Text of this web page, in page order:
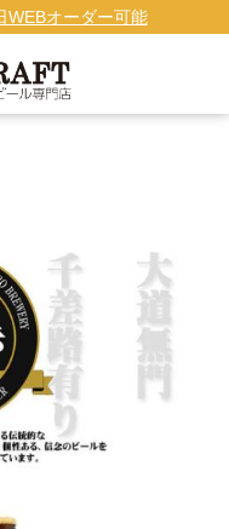
WEBオーダー可能